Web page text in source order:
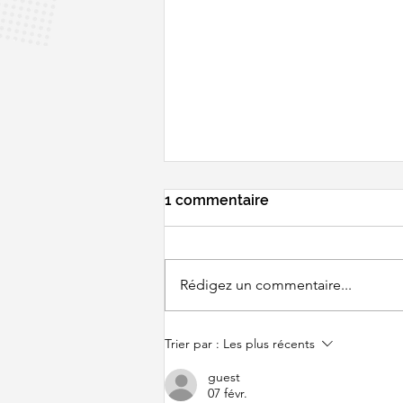
BWF WORLD
CHAMPIONSHIPS - Un
tirage pas très clément...
1 commentaire
Rédigez un commentaire...
Trier par : Les plus récents
guest
07 févr.